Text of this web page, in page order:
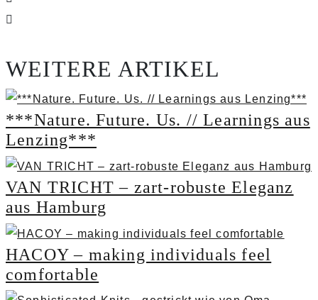
WEITERE ARTIKEL
***Nature. Future. Us. // Learnings aus
Lenzing***
VAN TRICHT – zart-robuste Eleganz
aus Hamburg
HACOY – making individuals feel
comfortable